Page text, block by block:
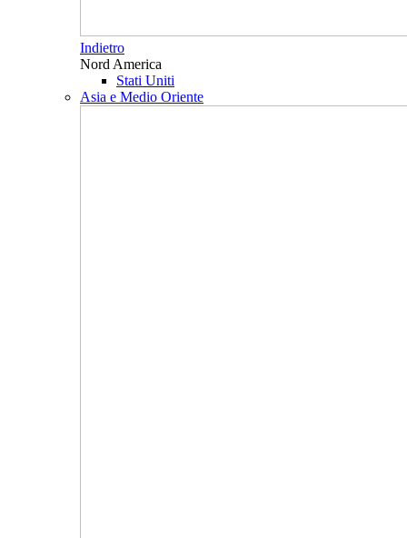
Indietro
Nord America
Stati Uniti
Asia e Medio Oriente